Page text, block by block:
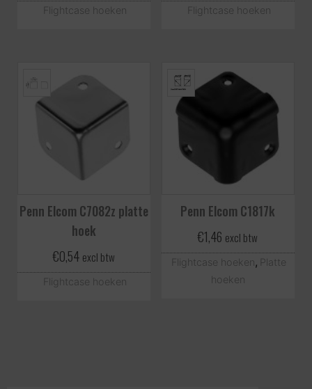
Flightcase hoeken Flightcase hoeken
Penn Elcom C7082z platte
hoek
€0,54 excl btw
Flightcase hoeken
Penn Elcom C1817k
€1,46 excl btw
Flightcase hoeken, Platte
hoeken